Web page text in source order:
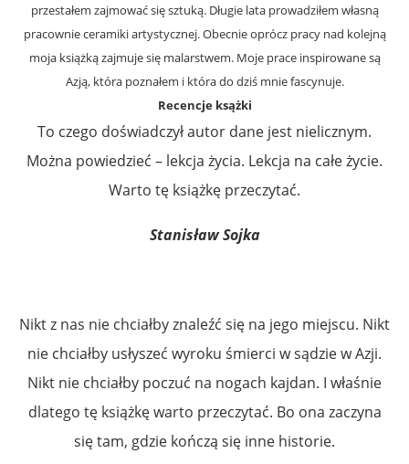
przestałem zajmować się sztuką. Długie lata prowadziłem własną
pracownie ceramiki artystycznej. Obecnie oprócz pracy nad kolejną
moja książką zajmuje się malarstwem. Moje prace inspirowane są
Azją, która poznałem i która do dziś mnie fascynuje.
Recencje ksążki
To czego doświadczył autor dane jest nielicznym.
Można powiedzieć – lekcja życia. Lekcja na całe życie.
Warto tę książkę przeczytać.
Stanisław Sojka
Nikt z nas nie chciałby znaleźć się na jego miejscu. Nikt
nie chciałby usłyszeć wyroku śmierci w sądzie w Azji.
Nikt nie chciałby poczuć na nogach kajdan. I właśnie
dlatego tę książkę warto przeczytać. Bo ona zaczyna
się tam, gdzie kończą się inne historie.